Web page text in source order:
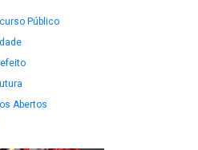
Público
Abertos